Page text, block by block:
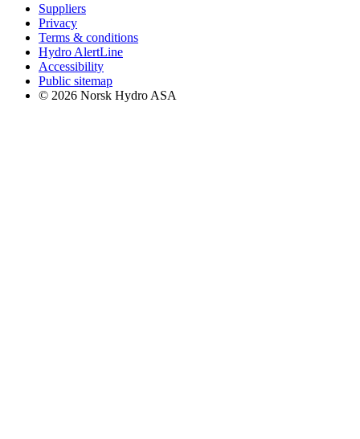
Suppliers
Privacy
Terms & conditions
Hydro AlertLine
Accessibility
Public sitemap
© 2026 Norsk Hydro ASA